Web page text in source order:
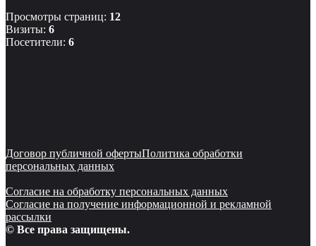
Просмотры страниц: 12
Визиты: 6
Посетители: 6
Договор публичной офертыПолитика обработки
персональных данных
Согласие на обработку персональных данных
Согласие на получение информационной и рекламной
рассылки
© Все права защищены.